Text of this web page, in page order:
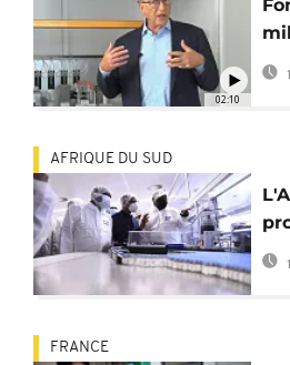
02:10
AFRIQUE DU SUD
FRANCE